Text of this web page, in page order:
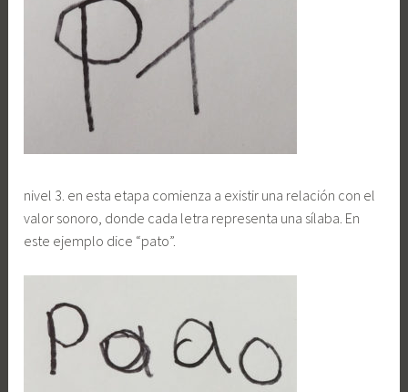
nivel 3. en esta etapa comienza a existir una relación con el
valor sonoro, donde cada letra representa una sílaba. En
este ejemplo dice “pato”.